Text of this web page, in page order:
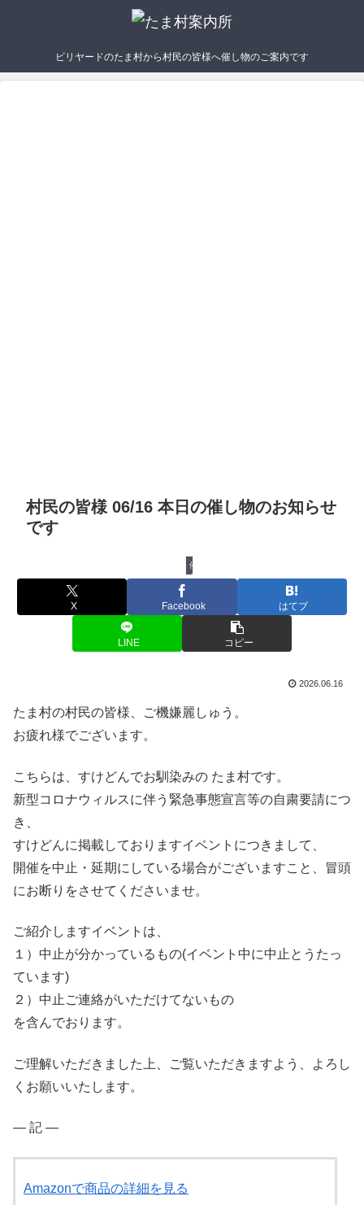
ビリヤードのたま村から村民の皆様へ催し物のご案内です
村民の皆様 06/16 本日の催し物のお知らせ
です
催し物
X Facebook はてブ
LINE コピー
2026.06.16
たま村の村民の皆様、ご機嫌麗しゅう。
お疲れ様でございます。
こちらは、すけどんでお馴染みの たま村です。
新型コロナウィルスに伴う緊急事態宣言等の自粛要請につ
き、
すけどんに掲載しておりますイベントにつきまして、
開催を中止・延期にしている場合がございますこと、冒頭
にお断りをさせてくださいませ。
ご紹介しますイベントは、
１）中止が分かっているもの(イベント中に中止とうたっ
ています)
２）中止ご連絡がいただけてないもの
を含んでおります。
ご理解いただきました上、ご覧いただきますよう、よろし
くお願いいたします。
― 記 ―
Amazonで商品の詳細を見る